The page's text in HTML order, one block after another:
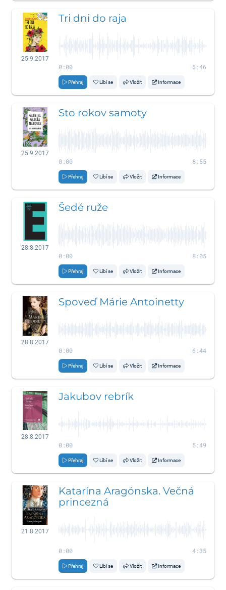
25.9.2017
Tri dni do raja
0:00 6:46
Přehraj Líbí se Vložit Informace
25.9.2017
Sto rokov samoty
0:00 8:55
Přehraj Líbí se Vložit Informace
28.8.2017
Šedé ruže
0:00 8:05
Přehraj Líbí se Vložit Informace
28.8.2017
Spoveď Márie Antoinetty
0:00 6:44
Přehraj Líbí se Vložit Informace
28.8.2017
Jakubov rebrík
0:00 5:49
Přehraj Líbí se Vložit Informace
21.8.2017
Katarína Aragónska. Večná
princezná
0:00 4:35
Přehraj Líbí se Vložit Informace